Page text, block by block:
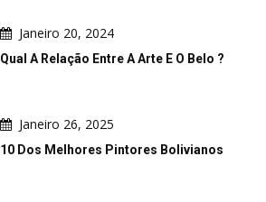
Janeiro 20, 2024
Qual A Relação Entre A Arte E O Belo ?
Janeiro 26, 2025
10 Dos Melhores Pintores Bolivianos